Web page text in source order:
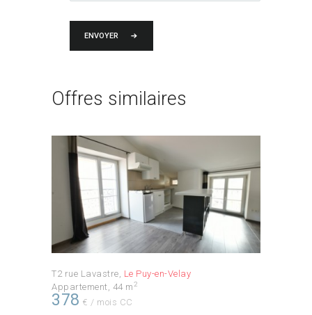
ENVOYER
Offres similaires
T2 rue Lavastre Le Puy-en-Velay
Appartement 44 m2
378 € / mois CC